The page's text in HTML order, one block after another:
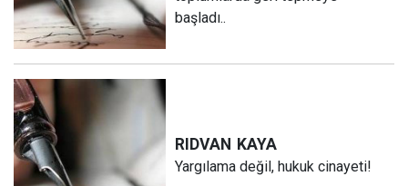
başladı..
RIDVAN KAYA
Yargılama değil, hukuk cinayeti!